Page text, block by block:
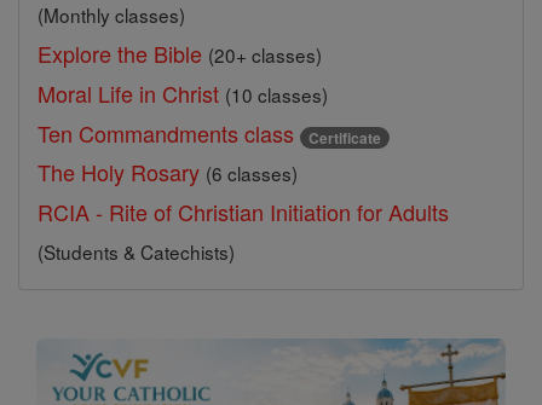
(Monthly classes)
Explore the Bible (20+ classes)
Moral Life in Christ (10 classes)
Ten Commandments class Certificate
The Holy Rosary (6 classes)
RCIA - Rite of Christian Initiation for Adults
(Students & Catechists)